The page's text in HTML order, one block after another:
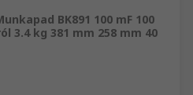
BK891 100 mF 100
3.4 kg 381 mm 258 mm 40